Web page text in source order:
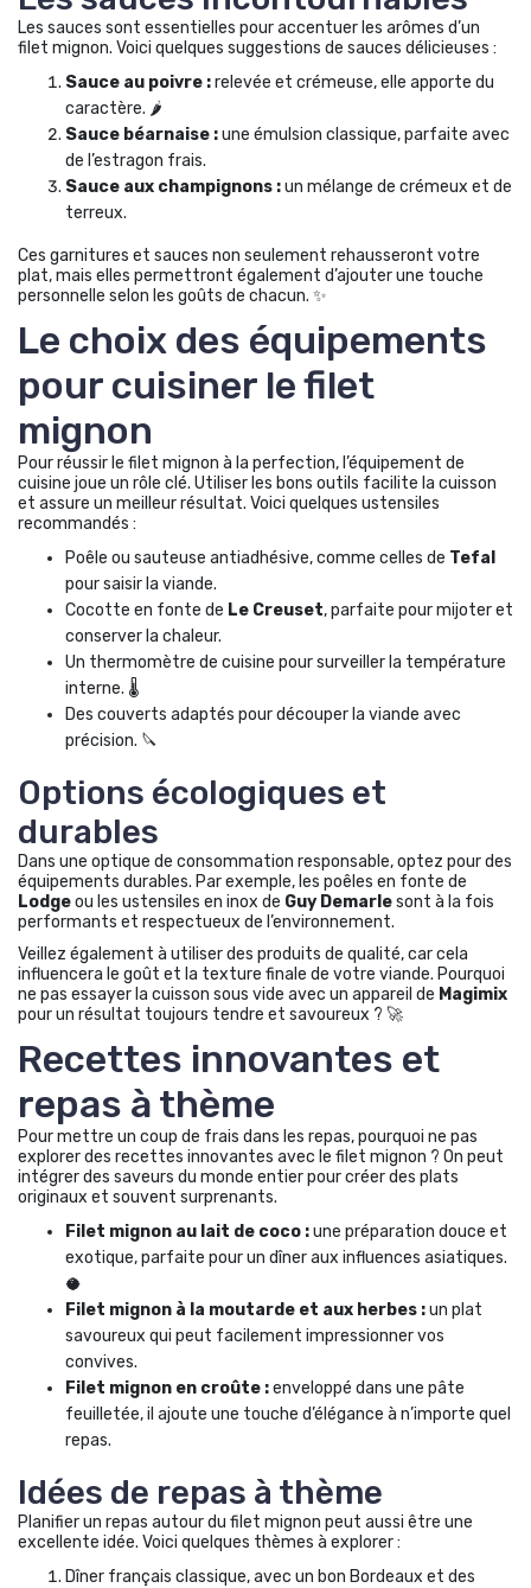
Les sauces sont essentielles pour accentuer les arômes d’un
filet mignon. Voici quelques suggestions de sauces délicieuses :
Sauce au poivre :relevée et crémeuse, elle apporte du
caractère. 🌶️
Sauce béarnaise :une émulsion classique, parfaite avec
de l’estragon frais.
Sauce aux champignons :un mélange de crémeux et de
terreux.
Ces garnitures et sauces non seulement rehausseront votre
plat, mais elles permettront également d’ajouter une touche
personnelle selon les goûts de chacun. ✨
Le choix des équipements
pour cuisiner le filet
mignon
Pour réussir le filet mignon à la perfection, l’équipement de
cuisine joue un rôle clé. Utiliser les bons outils facilite la cuisson
et assure un meilleur résultat. Voici quelques ustensiles
recommandés :
Poêle ou sauteuse antiadhésive, comme celles de Tefal
pour saisir la viande.
Cocotte en fonte de Le Creuset, parfaite pour mijoter et
conserver la chaleur.
Un thermomètre de cuisine pour surveiller la température
interne. 🌡️
Des couverts adaptés pour découper la viande avec
précision. 🔪
Options écologiques et
durables
Dans une optique de consommation responsable, optez pour des
équipements durables. Par exemple, les poêles en fonte de
Lodgeou les ustensiles en inox de Guy Demarlesont à la fois
performants et respectueux de l’environnement.
Veillez également à utiliser des produits de qualité, car cela
influencera le goût et la texture finale de votre viande. Pourquoi
ne pas essayer la cuisson sous vide avec un appareil de Magimix
pour un résultat toujours tendre et savoureux ? 🚀
Recettes innovantes et
repas à thème
Pour mettre un coup de frais dans les repas, pourquoi ne pas
explorer des recettes innovantes avec le filet mignon ? On peut
intégrer des saveurs du monde entier pour créer des plats
originaux et souvent surprenants.
Filet mignon au lait de coco :une préparation douce et
exotique, parfaite pour un dîner aux influences asiatiques.
🥥
Filet mignon à la moutarde et aux herbes :un plat
savoureux qui peut facilement impressionner vos
convives.
Filet mignon en croûte :enveloppé dans une pâte
feuilletée, il ajoute une touche d’élégance à n’importe quel
repas.
Idées de repas à thème
Planifier un repas autour du filet mignon peut aussi être une
excellente idée. Voici quelques thèmes à explorer :
Dîner français classique, avec un bon Bordeaux et des